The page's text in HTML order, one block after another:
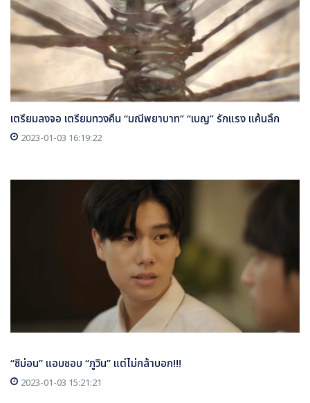
เตรียมลงจอ เตรียมทวงคืน “มณีพยาบาท” “เบญ” รักแรง แค้นลึก
2023-01-03 16:19:22
“ชิม่อน” แอบชอบ “ภูวิน” แต่ไม่กล้าบอก!!!
2023-01-03 15:21:21